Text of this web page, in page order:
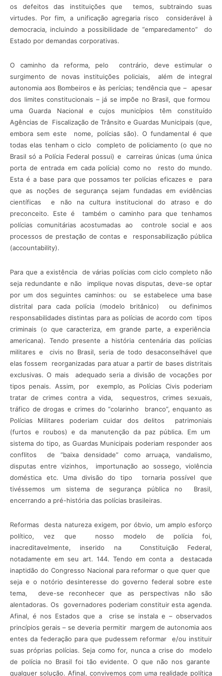
os defeitos das instituições que temos, subtraindo suas
virtudes. Por fim, a unificação agregaria risco considerável à
democracia, incluindo a possibilidade de “emparedamento” do
Estado por demandas corporativas.
O caminho da reforma, pelo contrário, deve estimular o
surgimento de novas instituições policiais, além de integral
autonomia aos Bombeiros e às perícias; tendência que – apesar
dos limites constitucionais – já se impõe no Brasil, que formou
uma Guarda Nacional e cujos municípios têm constituído
Agências de Fiscalização de Trânsito e Guardas Municipais (que,
embora sem este nome, polícias são). O fundamental é que
todas elas tenham o ciclo completo de policiamento (o que no
Brasil só a Polícia Federal possui) e carreiras únicas (uma única
porta de entrada em cada polícia) como no resto do mundo.
Esta é a base para que possamos ter polícias eficazes e para
que as noções de segurança sejam fundadas em evidências
científicas e não na cultura institucional do atraso e do
preconceito. Este é também o caminho para que tenhamos
polícias comunitárias acostumadas ao controle social e aos
processos de prestação de contas e responsabilização pública
(accountability).
Para que a existência de várias polícias com ciclo completo não
seja redundante e não implique novas disputas, deve-se optar
por um dos seguintes caminhos: ou se estabelece uma base
distrital para cada polícia (modelo britânico) ou definimos
responsabilidades distintas para as polícias de acordo com tipos
criminais (o que caracteriza, em grande parte, a experiência
americana). Tendo presente a história centenária das polícias
militares e civis no Brasil, seria de todo desaconselhável que
elas fossem reorganizadas para atuar a partir de bases distritais
exclusivas. O mais adequado seria a divisão de vocações por
tipos penais. Assim, por exemplo, as Polícias Civis poderiam
tratar de crimes contra a vida, sequestros, crimes sexuais,
tráfico de drogas e crimes do “colarinho branco”, enquanto as
Polícias Militares poderiam cuidar dos delitos patrimoniais
(furtos e roubos) e da manutenção da paz pública. Em um
sistema do tipo, as Guardas Municipais poderiam responder aos
conflitos de “baixa densidade” como arruaça, vandalismo,
disputas entre vizinhos, importunação ao sossego, violência
doméstica etc. Uma divisão do tipo tornaria possível que
tivéssemos um sistema de segurança pública no Brasil,
encerrando a pré-história das polícias brasileiras.
Reformas desta natureza exigem, por óbvio, um amplo esforço
político, vez que nosso modelo de polícia foi,
inacreditavelmente, inserido na Constituição Federal,
notadamente em seu art. 144. Tendo em conta a destacada
inaptidão do Congresso Nacional para reformar o que quer que
seja e o notório desinteresse do governo federal sobre este
tema, deve-se reconhecer que as perspectivas não são
alentadoras. Os governadores poderiam constituir esta agenda.
Afinal, é nos Estados que a crise se instala e – observados
princípios gerais – se deveria permitir margem de autonomia aos
entes da federação para que pudessem reformar e/ou instituir
suas próprias polícias. Seja como for, nunca a crise do modelo
de polícia no Brasil foi tão evidente. O que não nos garante
qualquer solução. Afinal, convivemos com uma realidade política